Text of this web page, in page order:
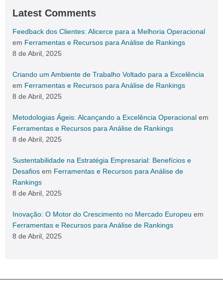
Latest Comments
Feedback dos Clientes: Alicerce para a Melhoria Operacional
em Ferramentas e Recursos para Análise de Rankings
8 de Abril, 2025
Criando um Ambiente de Trabalho Voltado para a Excelência
em Ferramentas e Recursos para Análise de Rankings
8 de Abril, 2025
Metodologias Ágeis: Alcançando a Excelência Operacional em
Ferramentas e Recursos para Análise de Rankings
8 de Abril, 2025
Sustentabilidade na Estratégia Empresarial: Benefícios e
Desafios em Ferramentas e Recursos para Análise de
Rankings
8 de Abril, 2025
Inovação: O Motor do Crescimento no Mercado Europeu em
Ferramentas e Recursos para Análise de Rankings
8 de Abril, 2025